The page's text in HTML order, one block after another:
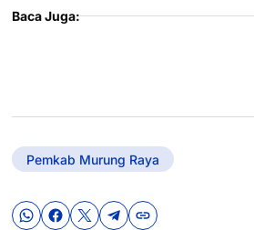
Baca Juga:
Pemkab Murung Raya